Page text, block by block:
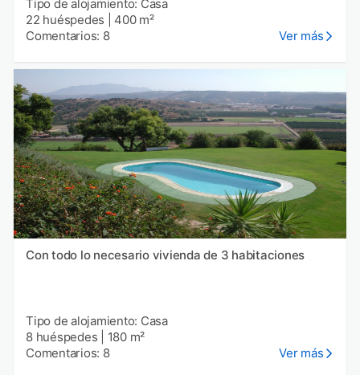
Tipo de alojamiento: Casa
22 huéspedes
400 m²
Comentarios: 8
Ver más
Con todo lo necesario vivienda de 3 habitaciones
Tipo de alojamiento: Casa
8 huéspedes
180 m²
Comentarios: 8
Ver más